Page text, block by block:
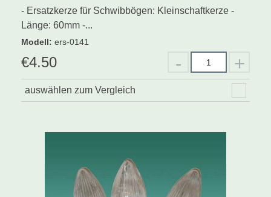
- Ersatzkerze für Schwibbögen: Kleinschaftkerze -
Länge: 60mm -...
Modell: ers-0141
€4.50
auswählen zum Vergleich